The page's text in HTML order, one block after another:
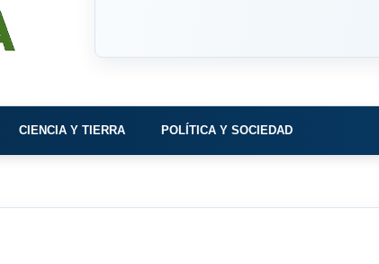
CIENCIA Y TIERRA POLÍTICA Y SOCIEDAD